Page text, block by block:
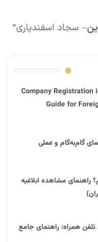
– سجاد اسفندیاری”
Company Registration
Guide for
گام‌به‌گام و عملی
راهنمای مشاهده ابلاغیه
همراه: راهنمای جامع